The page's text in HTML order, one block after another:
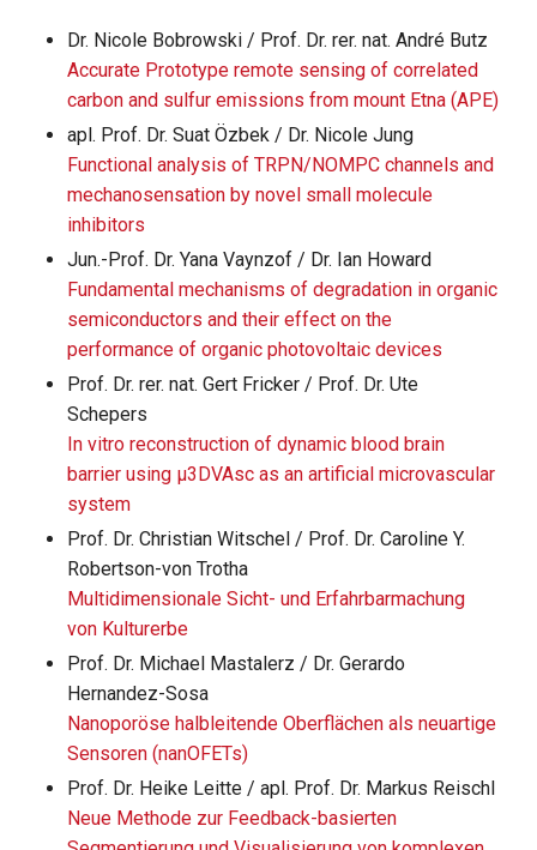
Dr. Nicole Bobrowski / Prof. Dr. rer. nat. André Butz
Accurate Prototype remote sensing of correlated
carbon and sulfur emissions from mount Etna (APE)
apl. Prof. Dr. Suat Özbek / Dr. Nicole Jung
Functional analysis of TRPN/NOMPC channels and
mechanosensation by novel small molecule
inhibitors
Jun.-Prof. Dr. Yana Vaynzof / Dr. Ian Howard
Fundamental mechanisms of degradation in organic
semiconductors and their effect on the
performance of organic photovoltaic devices
Prof. Dr. rer. nat. Gert Fricker / Prof. Dr. Ute
Schepers
In vitro reconstruction of dynamic blood brain
barrier using μ3DVAsc as an artificial microvascular
system
Prof. Dr. Christian Witschel / Prof. Dr. Caroline Y.
Robertson-von Trotha
Multidimensionale Sicht- und Erfahrbarmachung
von Kulturerbe
Prof. Dr. Michael Mastalerz / Dr. Gerardo
Hernandez-Sosa
Nanoporöse halbleitende Oberflächen als neuartige
Sensoren (nanOFETs)
Prof. Dr. Heike Leitte / apl. Prof. Dr. Markus Reischl
Neue Methode zur Feedback-basierten